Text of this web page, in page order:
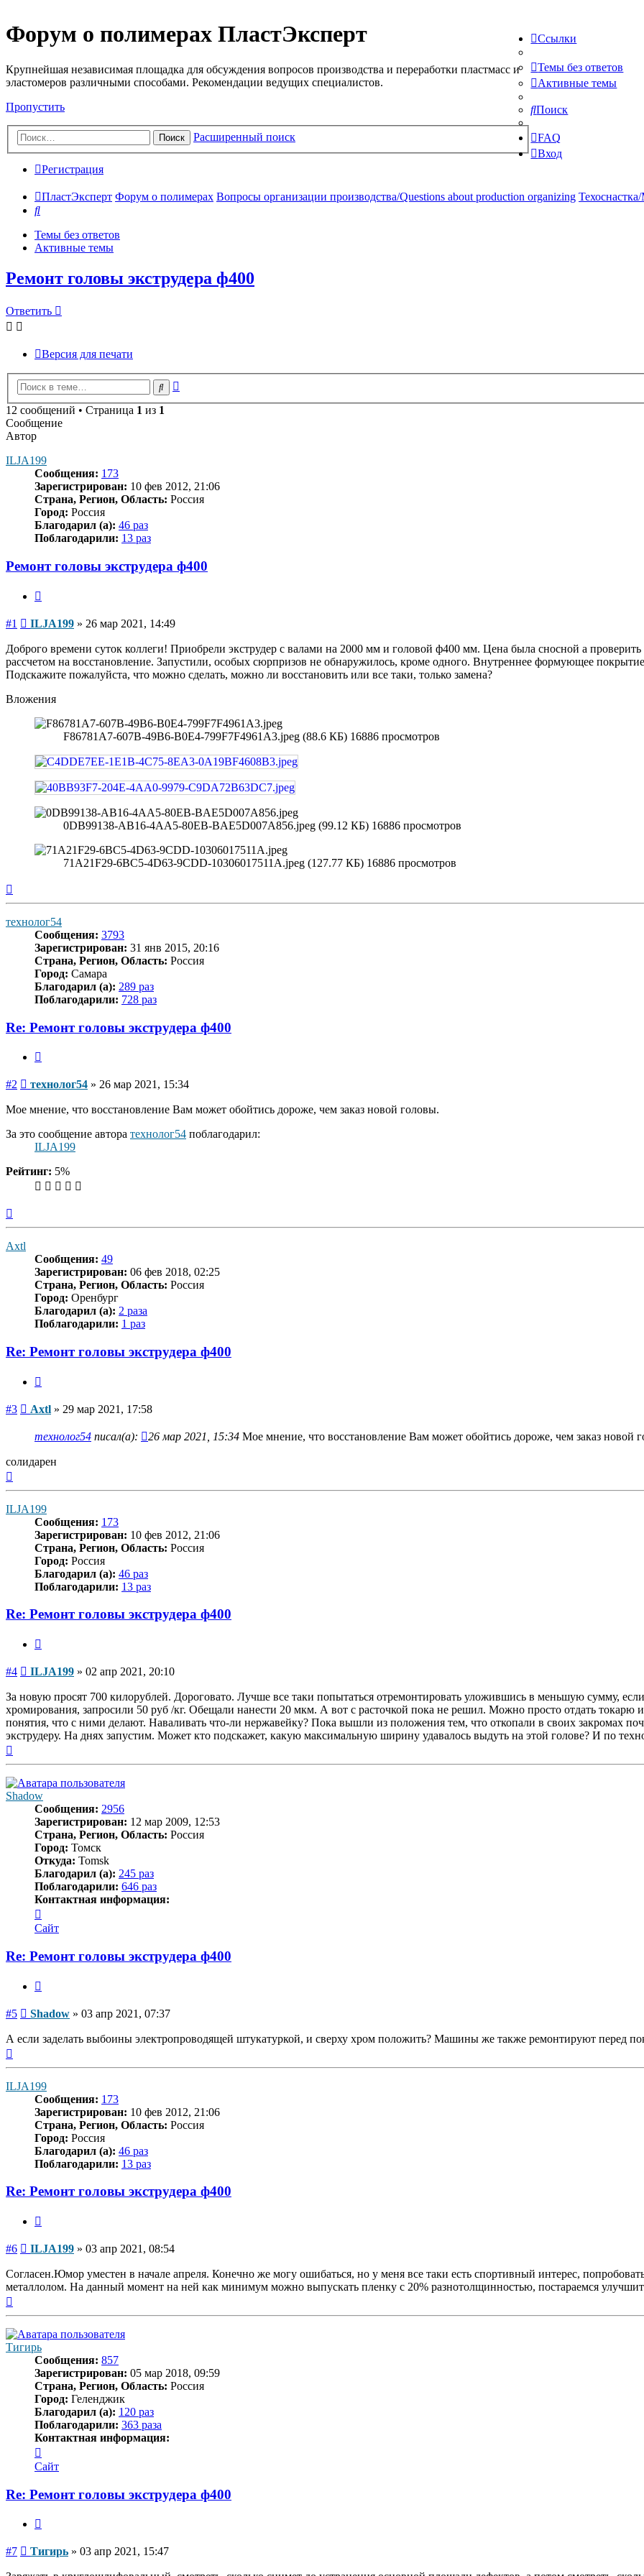
Форум о полимерах ПластЭксперт
Крупнейшая независимая площадка для обсуждения вопросов производства и переработки пластмасс и
эластомеров различными способами. Рекомендации ведущих специалистов.
Пропустить
Поиск Расширенный поиск
Ссылки
Темы без ответов
Активные темы
Поиск
FAQ
Вход
Регистрация
ПластЭксперт Форум о полимерах Вопросы организации производства/Questions about production organizing
Поиск
Темы без ответов
Активные темы
Ремонт головы экструдера ф400
Ответить
Версия для печати
Поиск
12 сообщений • Страница 1 из 1
Сообщение
Автор
ILJA199
Сообщения: 173
Зарегистрирован: 10 фев 2012, 21:06
Страна, Регион, Область: Россия
Город: Россия
Благодарил (а): 46 раз
Поблагодарили: 13 раз
Ремонт головы экструдера ф400
#1 Сообщение
ILJA199 » 26 мар 2021, 14:49
Доброго времени суток коллеги! Приобрели экструдер с валами на 2000 мм и головой ф400 мм. Цена была сносной а
рассчетом на восстановление. Запустили, особых сюрпризов не обнаружилось, кроме одного. Внутреннее формующее
Подскажите пожалуйста, что можно сделать, можно ли восстановить или все таки, только замена?
Вложения
F86781A7-607B-49B6-B0E4-799F7F4961A3.jpeg (88.6 КБ) 16886 просмотров
0DB99138-AB16-4AA5-80EB-BAE5D007A856.jpeg (99.12 КБ) 16886 просмотров
71A21F29-6BC5-4D63-9CDD-10306017511A.jpeg (127.77 КБ) 16886 просмотров
технолог54
Сообщения: 3793
Зарегистрирован: 31 янв 2015, 20:16
Страна, Регион, Область: Россия
Город: Самара
Благодарил (а): 289 раз
Поблагодарили: 728 раз
Re: Ремонт головы экструдера ф400
#2 Сообщение
технолог54 » 26 мар 2021, 15:34
Мое мнение, что восстановление Вам может обойтись дороже, чем заказ новой головы.
За это сообщение автора технолог54 поблагодарил:
ILJA199
Рейтинг: 5%
Axtl
Сообщения: 49
Зарегистрирован: 06 фев 2018, 02:25
Страна, Регион, Область: Россия
Город: Оренбург
Благодарил (а): 2 раза
Поблагодарили: 1 раз
Re: Ремонт головы экструдера ф400
#3 Сообщение
Axtl » 29 мар 2021, 17:58
технолог54 писал(а): 26 мар 2021, 15:34 Мое мнение, что восстановление Вам может обойтись дороже, чем заказ новой
солидарен
ILJA199
Сообщения: 173
Зарегистрирован: 10 фев 2012, 21:06
Страна, Регион, Область: Россия
Город: Россия
Благодарил (а): 46 раз
Поблагодарили: 13 раз
Re: Ремонт головы экструдера ф400
#4 Сообщение
ILJA199 » 02 апр 2021, 20:10
За новую просят 700 килорублей. Дороговато. Лучше все таки попытаться отремонтировать уложившись в меньшую сумму,
хромирования, запросили 50 руб /кг. Обещали нанести 20 мкм. А вот с расточкой пока не решил. Можно просто отдать токарю
понятия, что с ними делают. Наваливать что-ли нержавейку? Пока вышли из положения тем, что откопали в своих закромах
экструдеру. На днях запустим. Может кто подскажет, какую максимальную ширину удавалось выдуть на этой голове? И по
Shadow
Сообщения: 2956
Зарегистрирован: 12 мар 2009, 12:53
Страна, Регион, Область: Россия
Город: Томск
Откуда: Tomsk
Благодарил (а): 245 раз
Поблагодарили: 646 раз
Контактная информация:
информация
пользователя
Сайт
Re: Ремонт головы экструдера ф400
#5 Сообщение
Shadow » 03 апр 2021, 07:37
А если заделать выбоины электропроводящей штукатуркой, и сверху хром положить? Машины же также ремонтируют перед
ILJA199
Сообщения: 173
Зарегистрирован: 10 фев 2012, 21:06
Страна, Регион, Область: Россия
Город: Россия
Благодарил (а): 46 раз
Поблагодарили: 13 раз
Re: Ремонт головы экструдера ф400
#6 Сообщение
ILJA199 » 03 апр 2021, 08:54
Согласен.Юмор уместен в начале апреля. Конечно же могу ошибаться, но у меня все таки есть спортивный интерес,
металлолом. На данный момент на ней как минимум можно выпускать пленку с 20% разнотолщинностью, постараемся
Тигирь
Сообщения: 857
Зарегистрирован: 05 мар 2018, 09:59
Страна, Регион, Область: Россия
Город: Геленджик
Благодарил (а): 120 раз
Поблагодарили: 363 раза
Контактная информация:
информация
пользователя
Сайт
Re: Ремонт головы экструдера ф400
#7 Сообщение
Тигирь » 03 апр 2021, 15:47